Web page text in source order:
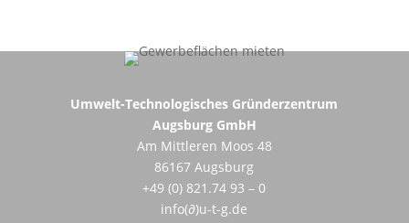
Umwelt-Technologisches Gründerzentrum
Augsburg GmbH
Am Mittleren Moos 48
86167 Augsburg
+49 (0) 821.74 93 – 0
info(∂)u-t-g.de